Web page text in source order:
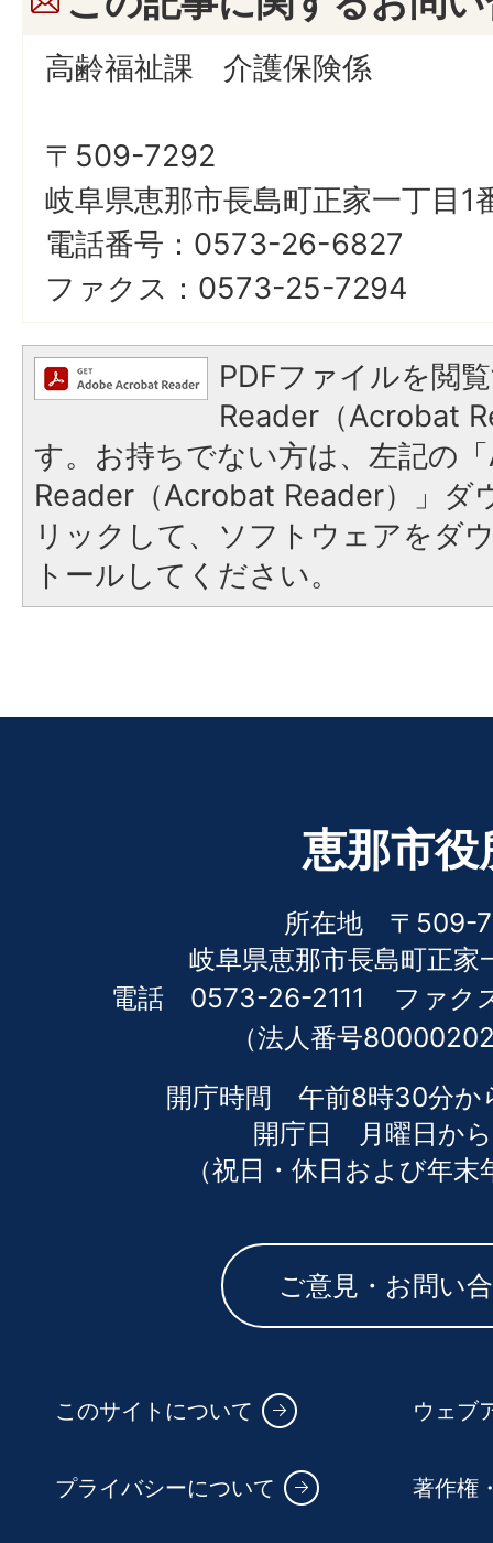
高齢福祉課 介護保険係
〒509-7292
岐阜県恵那市長島町正家一丁目
電話番号：0573-26-6827
ファクス：0573-25-7294
PDFファイルを閲
Reader（Acrobat
す。お持ちでない方は、左記の
Reader（Acrobat Reader）」ダ
リックして、ソフトウェアをダ
トールしてください。
恵那市役
所在地 〒509-
岐阜県恵那市長島町正家
電話 0573-26-2111
ファ
（法人番号
開庁時間 午前8時30分か
開庁日 月曜日か
（祝日・休日および年
ご意見・お問い
このサイトについて ウェブ
プライバシーについて 著作権